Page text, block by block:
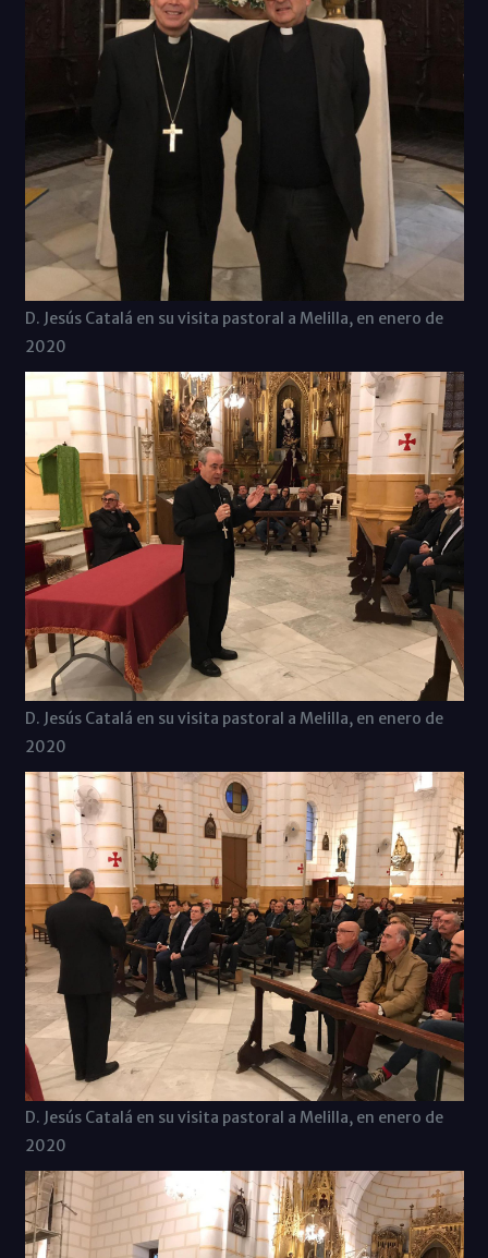
D. Jesús Catalá en su visita pastoral a Melilla, en enero de
2020
D. Jesús Catalá en su visita pastoral a Melilla, en enero de
2020
D. Jesús Catalá en su visita pastoral a Melilla, en enero de
2020